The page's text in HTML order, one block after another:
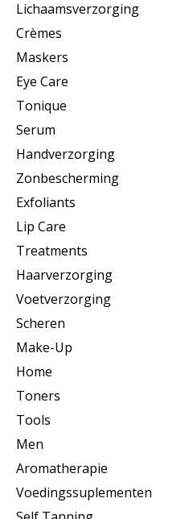
Lichaamsverzorging
Crèmes
Maskers
Eye Care
Tonique
Serum
Handverzorging
Zonbescherming
Exfoliants
Lip Care
Treatments
Haarverzorging
Voetverzorging
Scheren
Make-Up
Home
Toners
Tools
Men
Aromatherapie
Voedingssuplementen